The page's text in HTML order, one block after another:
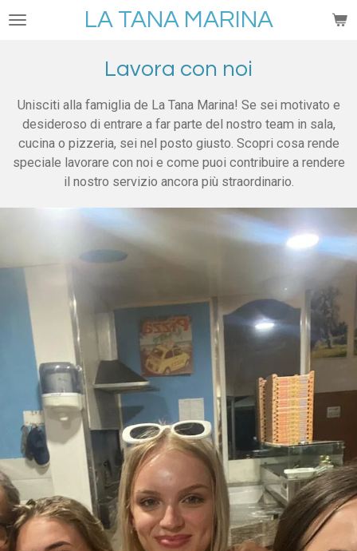
Vai
LA TANA MARINA
Lavora con noi
Unisciti alla famiglia de La Tana Marina! Se sei motivato e
desideroso di entrare a far parte del nostro team in sala,
cucina o pizzeria, sei nel posto giusto. Scopri cosa rende
speciale lavorare con noi e come puoi contribuire a rendere
il nostro servizio ancora più straordinario.